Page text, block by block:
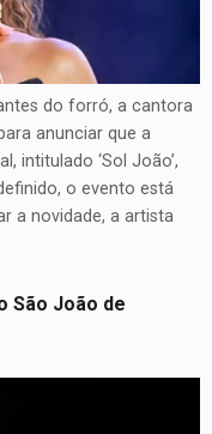
do forró, a cantora
anunciar que a
intitulado ‘Sol João’,
o evento está
a novidade, a artista
São João de